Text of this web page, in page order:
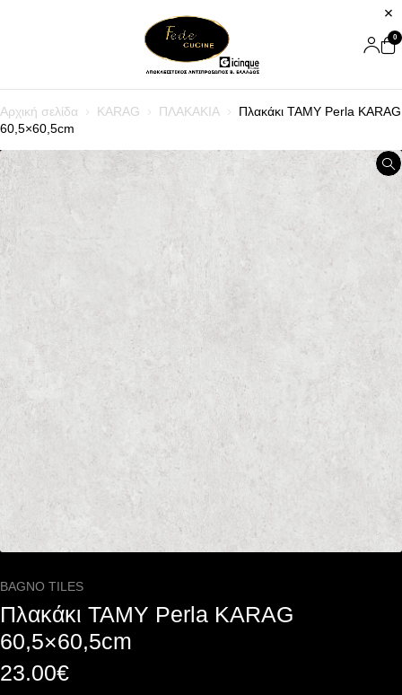
0
Αρχική σελίδα KARAG ΠΛΑΚΑΚΙΑ
Πλακάκι TAMY Perla KARAG
60,5×60,5cm
BAGNO TILES
Πλακάκι TAMY Perla KARAG
60,5×60,5cm
23.00€